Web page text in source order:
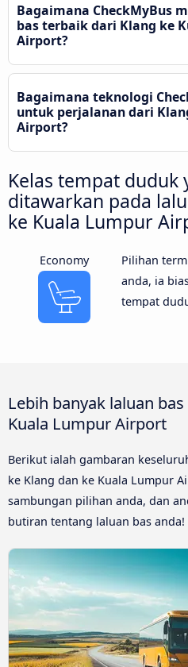
Bagaimana CheckMyBus
bas terbaik dari Klang ke
Airport?
Bagaimana teknologi
untuk perjalanan dari
Airport?
Kelas tempat duduk
ditawarkan pada
ke Kuala Lumpur
Economy
Pilihan
anda, ia
tempat
Lebih banyak laluan
Kuala Lumpur Airport
Berikut ialah gambaran
ke Klang dan ke Kuala Lumpur
sambungan pilihan anda, dan
butiran tentang laluan bas anda!